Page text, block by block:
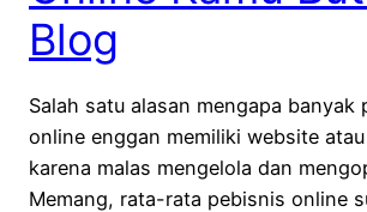
Blog
Salah satu alasan mengapa banyak
online enggan memiliki website
karena malas mengelola dan
Memang, rata-rata pebisnis online